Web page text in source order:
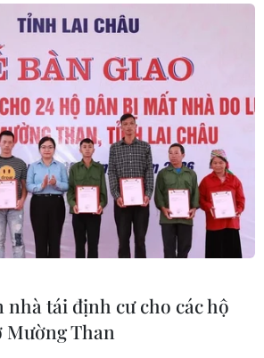
Nam từ lời kể
nhận can thiệp thị
hỗ trợ đồng yen
Xem thêm
nhà tái định cư cho các hộ
Mường Than